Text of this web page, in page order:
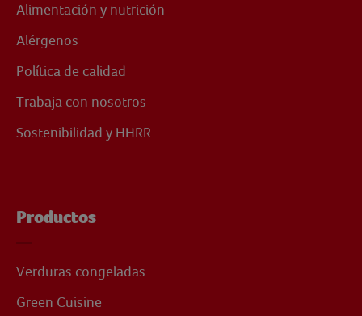
Alimentación y nutrición
Alérgenos
Política de calidad
Trabaja con nosotros
Sostenibilidad y HHRR
Productos
Verduras congeladas
Green Cuisine